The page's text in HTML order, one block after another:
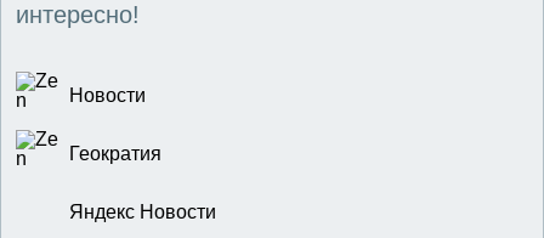
интересно!
Новости
Геократия
Яндекс Новости